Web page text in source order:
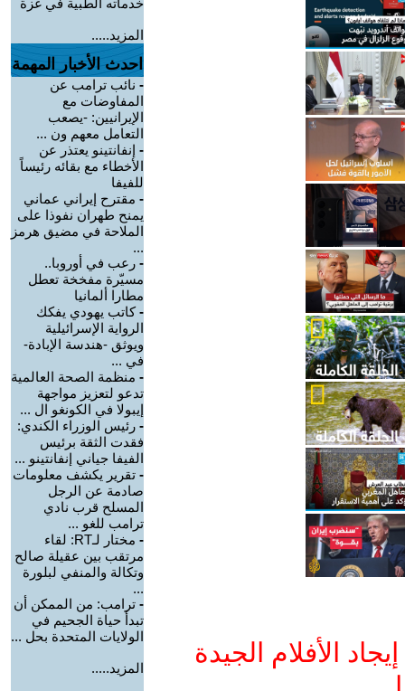
الأفلام الجيدة
خدماته الطبية في غزة
المزيد.....
احدث الأخبار المهمة
- نائب ترامب عن
المفاوضات مع
الإيرانيين: -يصعب
التعامل معهم ون ...
- إنفانتينو يعتذر عن
الأخطاء مع بقائه رئيساً
للفيفا
- مقترح إيراني عماني
يمنح طهران نفوذا على
الملاحة في مضيق هرمز
...
- رعب في أوروبا..
مسيّرة مفخخة تعطل
مطارا ألمانيا
-كاتب يهودي يفكك
الرواية الإسرائيلية
ويوثق -هندسة الإبادة-
في ...
- منظمة الصحة العالمية
تدعو لتعزيز مواجهة
إيبولا في الكونغو ال ...
- رئيس الوزراء الكندي:
فقدت الثقة برئيس
الفيفا جياني إنفانتينو ...
- تقرير يكشف معلومات
صادمة عن الرجل
المسلح قرب نادي
ترامب للغو ...
-
مختار لـRT: لقاء
مرتقب بين عقيلة صالح
وتكالة والمنفي لبلورة
...
- ترامب: من الممكن أن
تبدأ حياة الجحيم في
الولايات المتحدة بحل ...
المزيد.....